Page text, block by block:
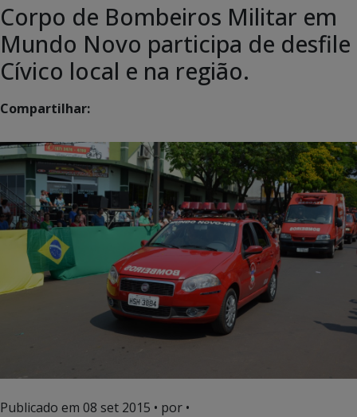
Corpo de Bombeiros Militar em
Mundo Novo participa de desfile
Cívico local e na região.
Compartilhar:
Publicado em 08 set 2015 • por •